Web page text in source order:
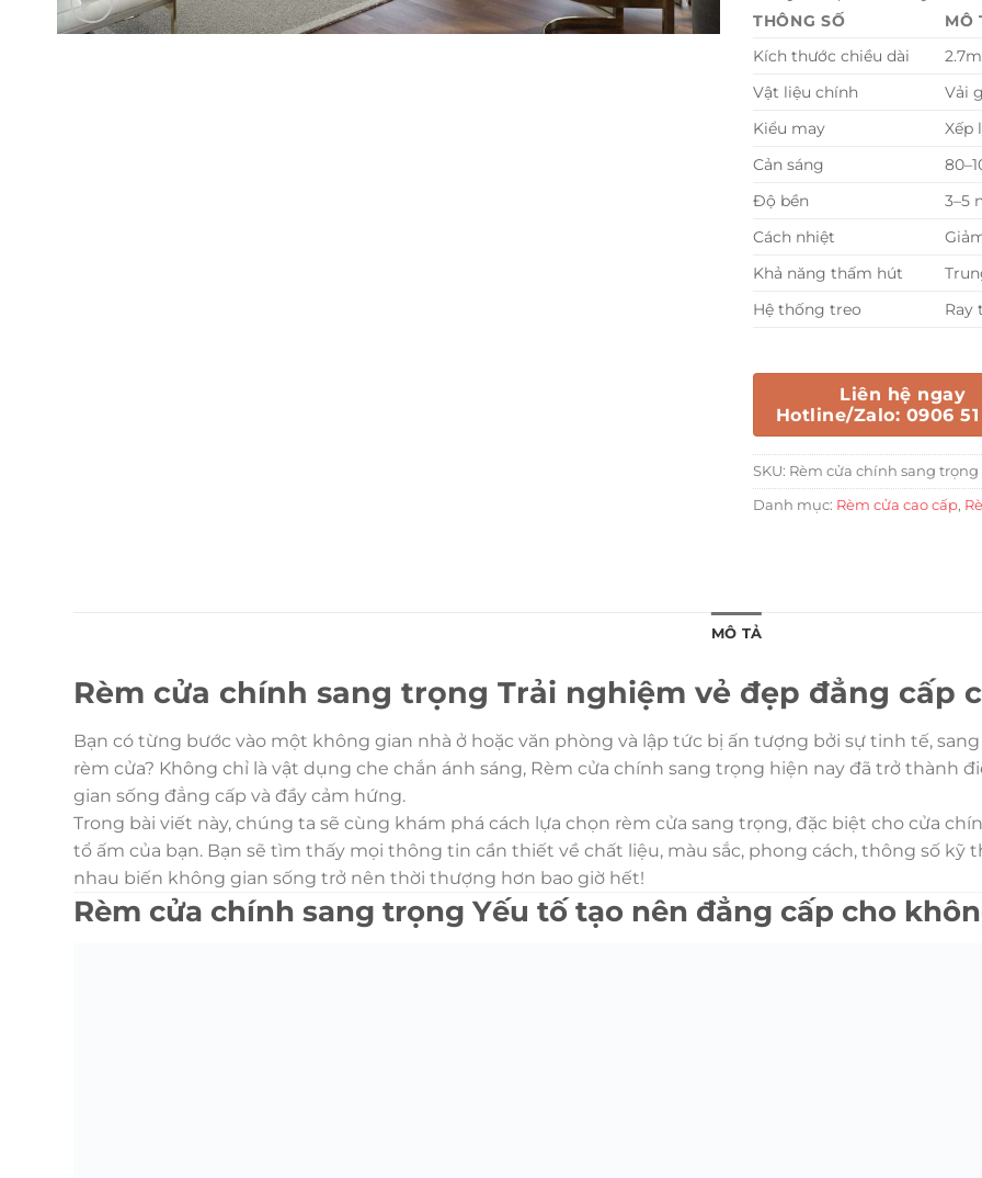
THÔNG SỐ
MÔ
Kích thước chiều dài
Vật liệu chính
Vải
Kiểu may
Xếp
Cản sáng
Độ bền
3–5
Cách nhiệt
Khả năng thấm hút
Hệ thống treo
Ray
Liên hệ ngay
Hotline/Zalo: 0906 51
SKU: Rèm cửa chính sang trọng
Danh mục: Rèm cửa cao cấp,
MÔ TẢ
Rèm cửa chính sang trọng Trải nghiệm vẻ đẹp đẳng cấp
Bạn có từng bước vào một không gian nhà ở hoặc văn phòng và lập tức bị ấn tượng bởi sự tinh tế,
rèm cửa? Không chỉ là vật dụng che chắn ánh sáng, Rèm cửa chính sang trọng hiện nay đã trở thành
gian sống đẳng cấp và đầy cảm hứng.
Trong bài viết này, chúng ta sẽ cùng khám phá cách lựa chọn rèm cửa sang trọng, đặc biệt cho cửa
tổ ấm của bạn. Bạn sẽ tìm thấy mọi thông tin cần thiết về chất liệu, màu sắc, phong cách, thông số
nhau biến không gian sống trở nên thời thượng hơn bao giờ hết!
Rèm cửa chính sang trọng Yếu tố tạo nên đẳng cấp cho